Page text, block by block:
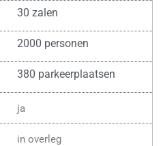
30 zalen
2000 personen
380 parkeerplaatsen
ja
in overleg